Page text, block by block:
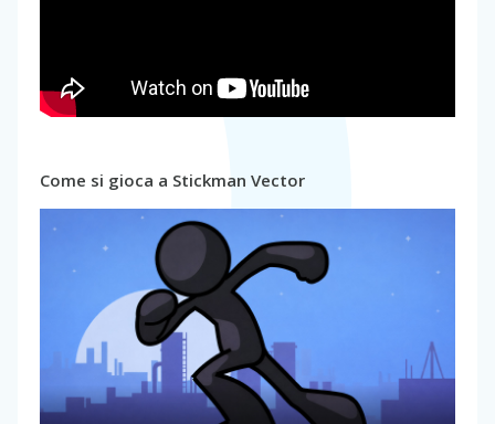
Come si gioca a Stickman Vector